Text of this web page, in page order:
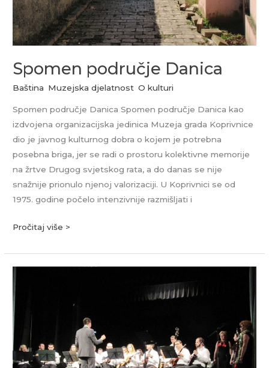
Spomen područje Danica
Baština Muzejska djelatnost ,O kulturi
Spomen područje Danica Spomen područje Danica kao
izdvojena organizacijska jedinica Muzeja grada Koprivnice
dio je javnog kulturnog dobra o kojem je potrebna
posebna briga, jer se radi o prostoru kolektivne memorije
na žrtve Drugog svjetskog rata, a do danas se nije
snažnije prionulo njenoj valorizaciji. U Koprivnici se od
1975. godine počelo intenzivnije razmišljati i
Pročitaj više >
društvo